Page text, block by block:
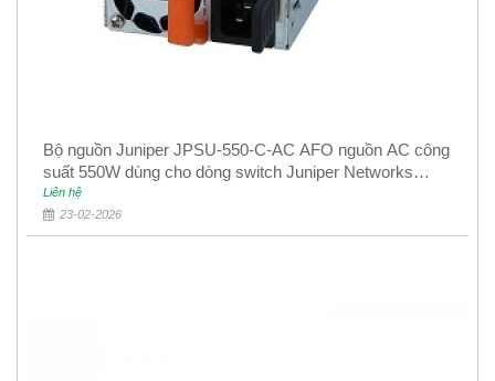
Bộ nguồn Juniper JPSU-550-C-AC AFO nguồn AC công
suất 550W dùng cho dòng switch Juniper Networks
EX4400
Liên hệ
23-02-2026